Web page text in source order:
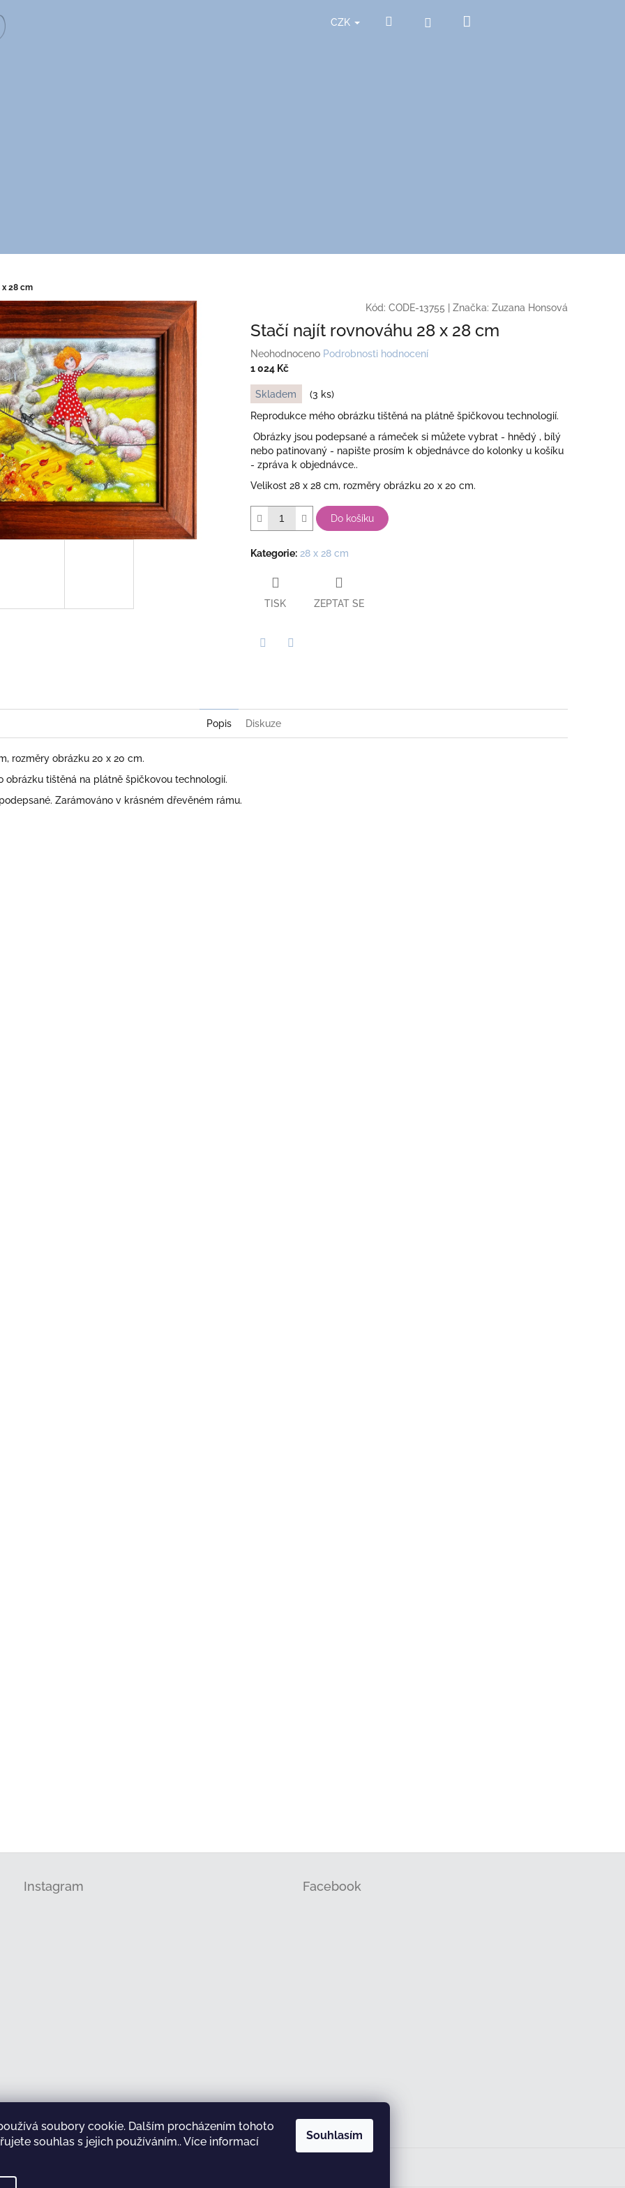
soubory cookie. Dalším procházením tohoto
souhlas s jejich používáním.. Více informací
Souhlasím
CZK Hledat Přihlášení
28 cm
Kód: CODE-13755 Značka: Zuzana Honsová
Stačí najít rovnováhu 28 x 28 cm
Průměrné
hodnocení
je
0,0
z
5
hvězdiček.
Neohodnoceno Podrobnosti hodnocení
1 024 Kč
Měrná
cena:
Skladem
(3 ks)
Reprodukce mého obrázku tištěná na plátně špičkovou technologií.
Obrázky jsou podepsané a rámeček si můžete vybrat - hnědý , bílý
nebo patinovaný - napište prosím k objednávce do kolonky u košíku
- zpráva k objednávce..
Velikost 28 x 28 cm, rozměry obrázku 20 x 20 cm.
Do košíku
Kategorie: 28 x 28 cm
TISK ZEPTAT SE
Popis Diskuze
rozměry obrázku 20 x 20 cm.
obrázku tištěná na plátně špičkovou technologií.
Zarámováno v krásném dřevěném rámu.
Instagram
Sledovat na Instagramu
Facebook